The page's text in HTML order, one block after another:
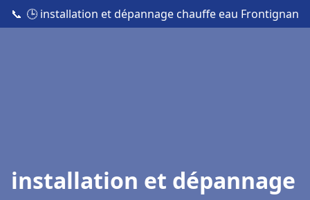
📞 🕒 installation et dépannage chauffe eau Frontignan
installation et dépannage